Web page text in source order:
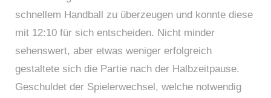
schnellem Handball zu überzeugen und konnte diese
mit 12:10 für sich entscheiden. Nicht minder
sehenswert, aber etwas weniger erfolgreich
gestaltete sich die Partie nach der Halbzeitpause.
Geschuldet der Spielerwechsel, welche notwendig